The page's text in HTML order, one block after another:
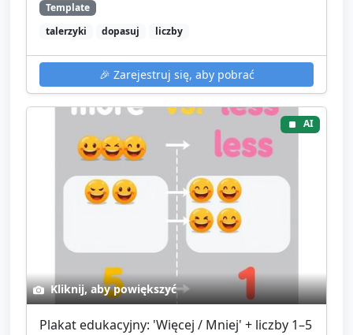
Template
talerzyki
dopasuj liczby
🎉 Zarejestruj się, aby pobrać
AI
Kliknij, aby powiększyć
Plakat edukacyjny: 'Więcej / Mniej' + liczby 1–5